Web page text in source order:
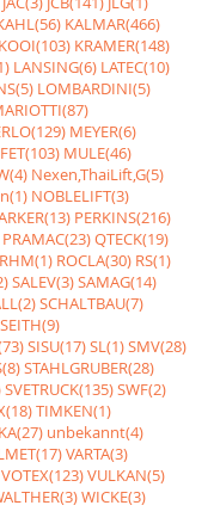
KALMAR(466)
KOOI(103) KRAMER(148)
LANSING(6) LATEC(10)
LOMBARDINI(5)
MEYER(6)
MULE(46)
Nexen,ThaiLift,G(5)
NOBLELIFT(3)
PERKINS(216)
PRAMAC(23)QTECK(19)
RHM(1) ROCLA(30) RS(1)
SALEV(3)SAMAG(14)
SCHALTBAU(7)
SEITH(9)
SISU(17)SL(1)SMV(28)
STAHLGRUBER(28)
SVETRUCK(135)SWF(2)
TIMKEN(1)
unbekannt(4)
VARTA(3)
VOTEX(123)VULKAN(5)
WICKE(3)